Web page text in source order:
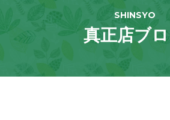
SHINSYO
真正店ブ